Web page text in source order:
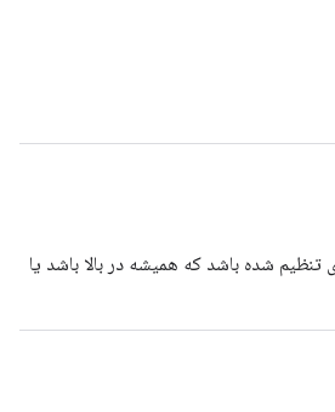
تنظیم شده باشد که همیشه در بالا باشد یا